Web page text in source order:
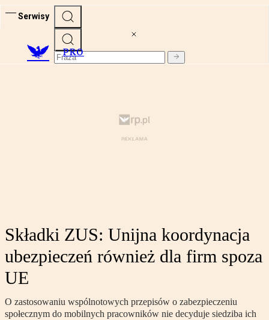
Serwisy
PRO
Składki ZUS: Unijna koordynacja
ubezpieczeń również dla firm spoza
UE
O zastosowaniu wspólnotowych przepisów o zabezpieczeniu
społecznym do mobilnych pracowników nie decyduje siedziba ich